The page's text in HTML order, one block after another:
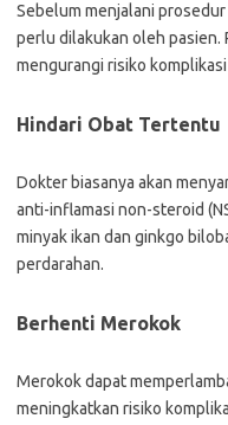
Sebelum menjalani
perlu dilakukan oleh pasien.
mengurangi risiko
Hindari Obat Tertentu
Dokter biasanya akan
anti-inflamasi non-steroid
minyak ikan dan ginkgo
perdarahan.
Berhenti Merokok
Merokok dapat
meningkatkan risiko